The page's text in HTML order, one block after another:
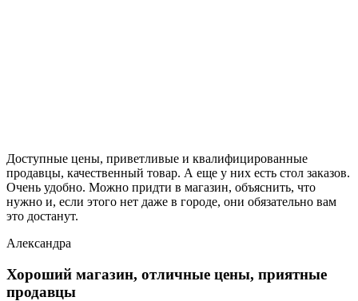
Доступные цены, приветливые и квалифицированные
продавцы, качественный товар. А еще у них есть стол заказов.
Очень удобно. Можно придти в магазин, объяснить, что
нужно и, если этого нет даже в городе, они обязательно вам
это достанут.
Александра
Хороший магазин, отличные цены, приятные
продавцы